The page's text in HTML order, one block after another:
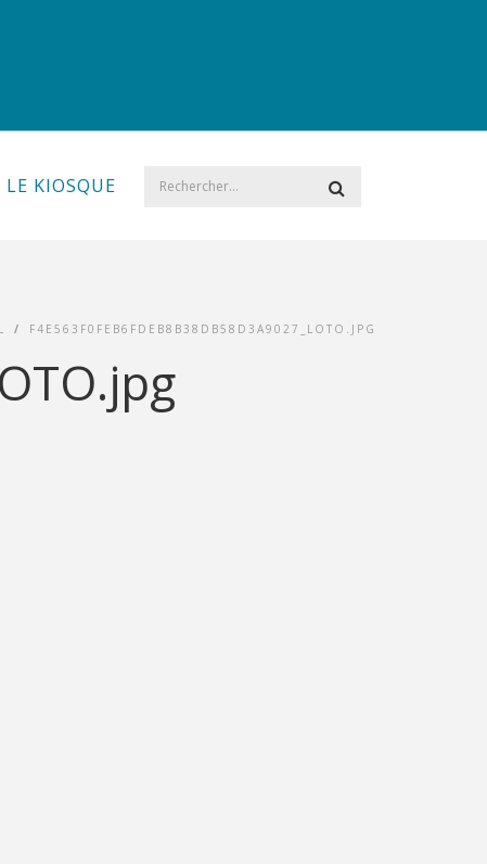
LE KIOSQUE
/ F4E563F0FEB6FDEB8B38DB58D3A9027_LOTO.JPG